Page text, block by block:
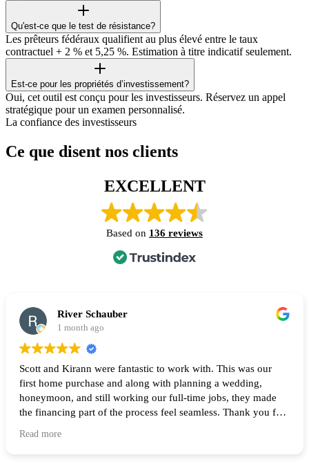
Qu'est-ce que le test de résistance?
Les prêteurs fédéraux qualifient au plus élevé entre le taux
contractuel + 2 % et 5,25 %. Estimation à titre indicatif seulement.
Est-ce pour les propriétés d’investissement?
Oui, cet outil est conçu pour les investisseurs. Réservez un appel
stratégique pour un examen personnalisé.
La confiance des investisseurs
Ce que disent nos clients
EXCELLENT
Based on 136 reviews
River Schauber
1 month ago
Scott and Kirann were fantastic to work with. This was our
first home purchase and along with planning a wedding,
honeymoon, and still working our full-time jobs, they made
the financing part of the process feel seamless. Thank you for
Read more